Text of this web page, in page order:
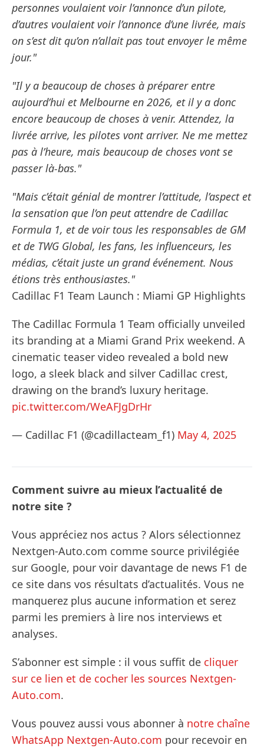
personnes voulaient voir l’annonce d’un pilote,
d’autres voulaient voir l’annonce d’une livrée, mais
on s’est dit qu’on n’allait pas tout envoyer le même
jour."
"Il y a beaucoup de choses à préparer entre
aujourd’hui et Melbourne en 2026, et il y a donc
encore beaucoup de choses à venir. Attendez, la
livrée arrive, les pilotes vont arriver. Ne me mettez
pas à l’heure, mais beaucoup de choses vont se
passer là-bas."
"Mais c’était génial de montrer l’attitude, l’aspect et
la sensation que l’on peut attendre de Cadillac
Formula 1, et de voir tous les responsables de GM
et de TWG Global, les fans, les influenceurs, les
médias, c’était juste un grand événement. Nous
étions très enthousiastes."
Cadillac F1 Team Launch : Miami GP Highlights
The Cadillac Formula 1 Team officially unveiled
its branding at a Miami Grand Prix weekend. A
cinematic teaser video revealed a bold new
logo, a sleek black and silver Cadillac crest,
drawing on the brand’s luxury heritage.
pic.twitter.com/WeAFJgDrHr
— Cadillac F1 (@cadillacteam_f1) May 4, 2025
Comment suivre au mieux l’actualité de
notre site ?
Vous appréciez nos actus ? Alors sélectionnez
Nextgen-Auto.com comme source privilégiée
sur Google, pour voir davantage de news F1 de
ce site dans vos résultats d’actualités. Vous ne
manquerez plus aucune information et serez
parmi les premiers à lire nos interviews et
analyses.
S’abonner est simple : il vous suffit de cliquer
sur ce lien et de cocher les sources Nextgen-
Auto.com.
Vous pouvez aussi vous abonner à notre chaîne
WhatsApp Nextgen-Auto.com pour recevoir en